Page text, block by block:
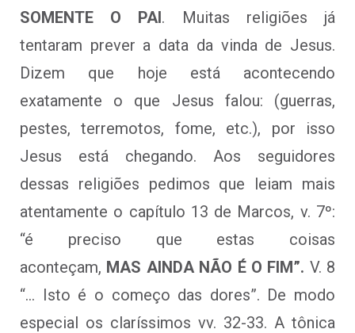
SOMENTE O PAI. Muitas religiões já
tentaram prever a data da vinda de Jesus.
Dizem que hoje está acontecendo
exatamente o que Jesus falou: (guerras,
pestes, terremotos, fome, etc.), por isso
Jesus está chegando. Aos seguidores
dessas religiões pedimos que leiam mais
atentamente o capítulo 13 de Marcos, v. 7º:
“é preciso que estas coisas
aconteçam, MAS AINDA NÃO É O FIM”. V. 8
“… Isto é o começo das dores”. De modo
especial os claríssimos vv. 32-33. A tônica